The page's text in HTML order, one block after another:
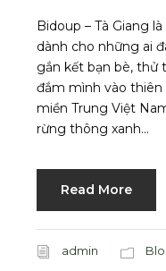
Bidoup – Tà Giang
dành cho những ai
gắn kết bạn bè, thử
đắm mình vào thiên
miền Trung Việt
rừng thông xanh...
Read More
admin